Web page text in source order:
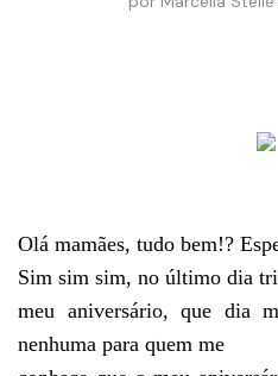
Olá mamães, tudo bem!?
Sim sim sim, no último dia
meu aniversário, que dia
nenhuma para quem me